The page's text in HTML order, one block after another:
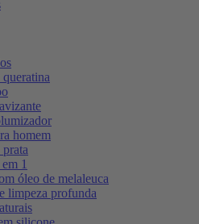
homem
1
óleo de melaleuca
limpeza profunda